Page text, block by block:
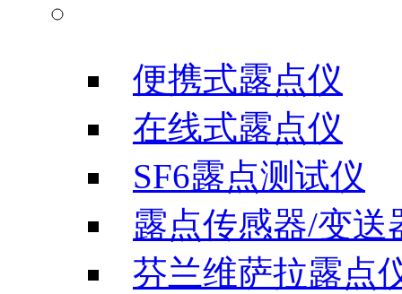
便携式露点仪
在线式露点仪
SF6露点测试仪
露点传感器/变送
芬兰维萨拉露点